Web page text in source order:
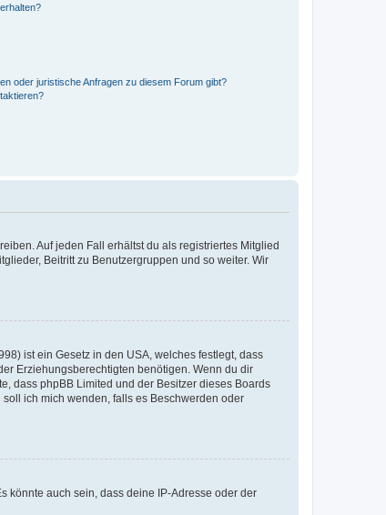
oder juristische Anfragen zu diesem Forum gibt?
Auf jeden Fall erhältst du als registriertes Mitglied
Beitritt zu Benutzergruppen und so weiter. Wir
ist ein Gesetz in den USA, welches festlegt, dass
Erziehungsberechtigten benötigen. Wenn du dir
dass phpBB Limited und der Besitzer dieses Boards
ich mich wenden, falls es Beschwerden oder
könnte auch sein, dass deine IP-Adresse oder der